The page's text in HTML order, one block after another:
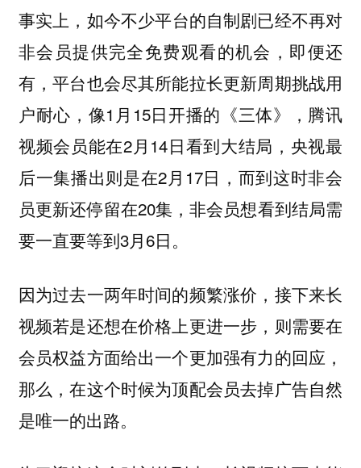
事实上， 如今不少平台的自制剧已经不再对
非会员提供完全免费观看的机会，即便还
有，平台也会尽其所能拉长更新周期挑战用
户耐心 ，像1月15日开播的《三体》，腾讯
视频会员能在2月14日看到大结局，央视最
后一集播出则是在2月17日，而到这时非会
员更新还停留在20集，非会员想看到结局需
要一直要等到3月6日。
因为过去一两年时间的频繁涨价，接下来长
视频若是还想在价格上更进一步，则需要在
会员权益方面给出一个更加强有力的回应，
那么，在这个时候为顶配会员去掉广告自然
是唯一的出路。